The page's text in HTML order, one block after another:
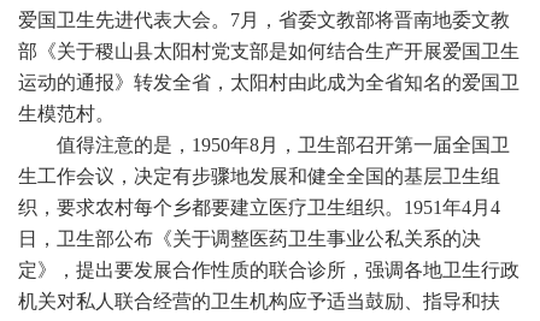
爱国卫生先进代表大会。7月，省委文教部将晋南地委文教
部《关于稷山县太阳村党支部是如何结合生产开展爱国卫生
运动的通报》转发全省，太阳村由此成为全省知名的爱国卫
生模范村。
值得注意的是，1950年8月，卫生部召开第一届全国卫
生工作会议，决定有步骤地发展和健全全国的基层卫生组
织，要求农村每个乡都要建立医疗卫生组织。1951年4月4
日，卫生部公布《关于调整医药卫生事业公私关系的决
定》，提出要发展合作性质的联合诊所，强调各地卫生行政
机关对私人联合经营的卫生机构应予适当鼓励、指导和扶